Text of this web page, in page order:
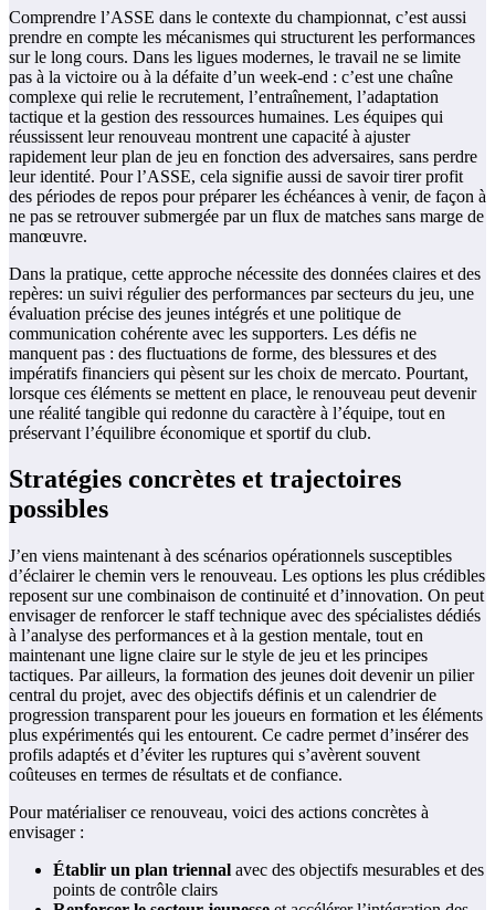
Comprendre l’ASSE dans le contexte du championnat, c’est aussi
prendre en compte les mécanismes qui structurent les performances
sur le long cours. Dans les ligues modernes, le travail ne se limite
pas à la victoire ou à la défaite d’un week-end : c’est une chaîne
complexe qui relie le recrutement, l’entraînement, l’adaptation
tactique et la gestion des ressources humaines. Les équipes qui
réussissent leur renouveau montrent une capacité à ajuster
rapidement leur plan de jeu en fonction des adversaires, sans perdre
leur identité. Pour l’ASSE, cela signifie aussi de savoir tirer profit
des périodes de repos pour préparer les échéances à venir, de façon à
ne pas se retrouver submergée par un flux de matches sans marge de
manœuvre.
Dans la pratique, cette approche nécessite des données claires et des
repères: un suivi régulier des performances par secteurs du jeu, une
évaluation précise des jeunes intégrés et une politique de
communication cohérente avec les supporters. Les défis ne
manquent pas : des fluctuations de forme, des blessures et des
impératifs financiers qui pèsent sur les choix de mercato. Pourtant,
lorsque ces éléments se mettent en place, le renouveau peut devenir
une réalité tangible qui redonne du caractère à l’équipe, tout en
préservant l’équilibre économique et sportif du club.
Stratégies concrètes et trajectoires
possibles
J’en viens maintenant à des scénarios opérationnels susceptibles
d’éclairer le chemin vers le renouveau. Les options les plus crédibles
reposent sur une combinaison de continuité et d’innovation. On peut
envisager de renforcer le staff technique avec des spécialistes dédiés
à l’analyse des performances et à la gestion mentale, tout en
maintenant une ligne claire sur le style de jeu et les principes
tactiques. Par ailleurs, la formation des jeunes doit devenir un pilier
central du projet, avec des objectifs définis et un calendrier de
progression transparent pour les joueurs en formation et les éléments
plus expérimentés qui les entourent. Ce cadre permet d’insérer des
profils adaptés et d’éviter les ruptures qui s’avèrent souvent
coûteuses en termes de résultats et de confiance.
Pour matérialiser ce renouveau, voici des actions concrètes à
envisager :
Établir un plan triennal avec des objectifs mesurables et des
points de contrôle clairs